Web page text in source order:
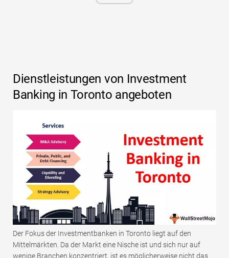
Dienstleistungen von Investment
Banking in Toronto angeboten
Der Fokus der Investmentbanken in Toronto liegt auf den
Mittelmärkten. Da der Markt eine Nische ist und sich nur auf
wenige Branchen konzentriert, ist es möglicherweise nicht das